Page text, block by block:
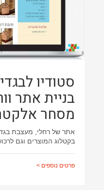
סטודיו
בניית אתר
מסחר
אתר של רחלי, מעצבת
בקטלוג המוצרים וגם
פרטים נוספים >